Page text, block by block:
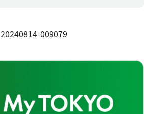
009079